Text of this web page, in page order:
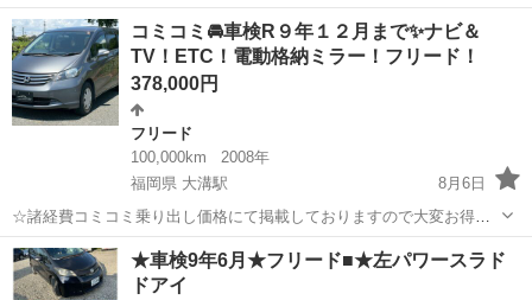
す！ 距離ぶっ飛んでますが欲しい方居たらどーぞ！ 車検8月26日迄 ホ
イールは純正ホイールに変わります！ 値下げ不可
栃木 大田原市 西那須野駅 フリード
コミコミ🚘車検R９年１２月まで✨ナビ＆
TV！ETC！電動格納ミラー！フリード！
378,000円
フリード
100,000km
2008年
福岡県 大溝駅
8月6日
☆諸経費コミコミ乗り出し価格にて掲載しておりますので大変お得で
す！ ☆令和8年度自動車税も込みの金額です！ ☆他にもお得な在庫車
両多数御座いますので宜しければ1度プロフィール欄よりご覧下さい！
☆掲載...
福岡 筑後市 大溝駅 フリード 車両
★車検9年6月★フリード■★左パワースラド
ドアイ